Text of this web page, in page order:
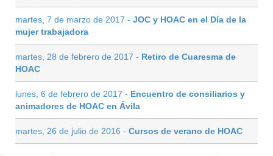
martes, 7 de marzo de 2017 - JOC y HOAC en el Día de la
mujer trabajadora
martes, 28 de febrero de 2017 - Retiro de Cuaresma de
HOAC
lunes, 6 de febrero de 2017 - Encuentro de consiliarios y
animadores de HOAC en Ávila
martes, 26 de julio de 2016 - Cursos de verano de HOAC